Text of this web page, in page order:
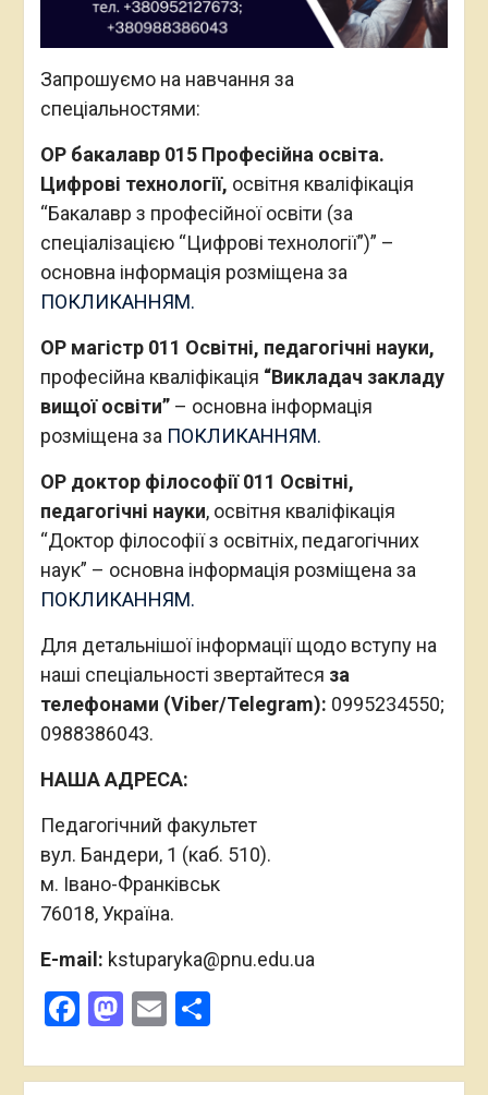
Запрошуємо на навчання за
спеціальностями:
ОР бакалавр 015 Професійна освіта.
Цифрові технології,освітня кваліфікація
“Бакалавр з професійної освіти (за
спеціалізацією “Цифрові технології”)” –
ПОКЛИКАННЯМ.
ОР магістр 011 Освітні, педагогічні науки,
професійна кваліфікація“Викладач закладу
вищої освіти”– основна інформація
ОР доктор філософії 011 Освітні,
педагогічні науки, освітня кваліфікація
“Доктор філософії з освітніх, педагогічних
ПОКЛИКАННЯМ.
Для детальнішої інформації щодо вступу на
наші спеціальності звертайтеся
телефонами (Viber/Telegram):
0988386043.
НАША АДРЕСА:
Педагогічний факультет
м. Івано-Франківськ